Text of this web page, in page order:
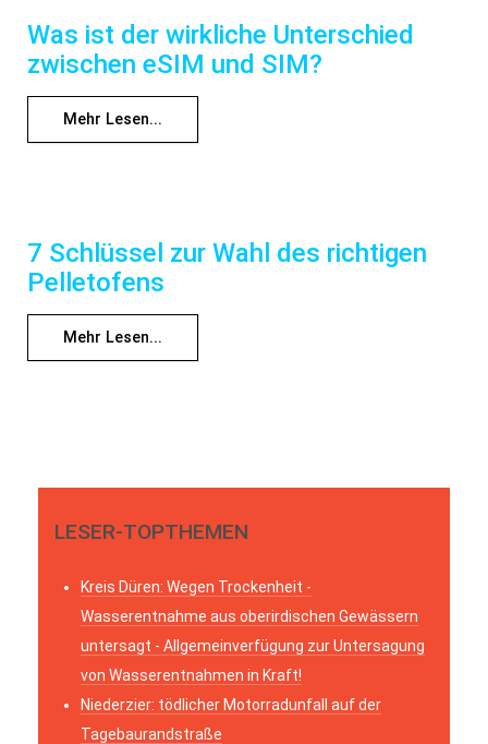
Was ist der wirkliche Unterschied
zwischen eSIM und SIM?
Mehr Lesen...
7 Schlüssel zur Wahl des richtigen
Pelletofens
Mehr Lesen...
LESER-TOPTHEMEN
Kreis Düren: Wegen Trockenheit -
Wasserentnahme aus oberirdischen Gewässern
untersagt - Allgemeinverfügung zur Untersagung
von Wasserentnahmen in Kraft!
Niederzier: tödlicher Motorradunfall auf der
Tagebaurandstraße